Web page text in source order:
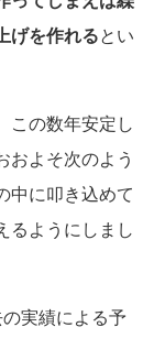
げを作れるとい
この数年安定し
およそ次のよう
中に叩き込めて
るようにしまし
実績による予